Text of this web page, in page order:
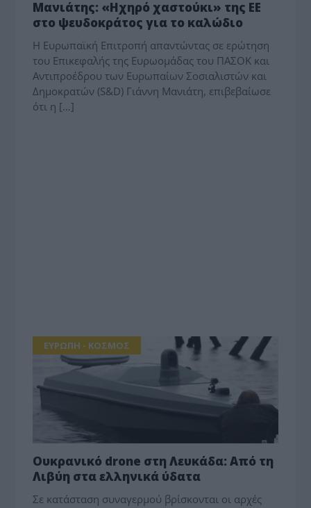
Μανιάτης: «Ηχηρό χαστούκι» της ΕΕ
στο ψευδοκράτος για το καλώδιο
Η Ευρωπαϊκή Επιτροπή απαντώντας σε ερώτηση
του Επικεφαλής της Ευρωομάδας του ΠΑΣΟΚ και
Αντιπροέδρου των Ευρωπαίων Σοσιαλιστών και
Δημοκρατών (S&D) Γιάννη Μανιάτη, επιβεβαίωσε
ότι η […]
ΕΥΡΩΠΗ - ΚΟΣΜΟΣ
Ουκρανικό drone στη Λευκάδα: Από τη
Λιβύη στα ελληνικά ύδατα
Σε κατάσταση συναγερμού βρίσκονται οι αρχές